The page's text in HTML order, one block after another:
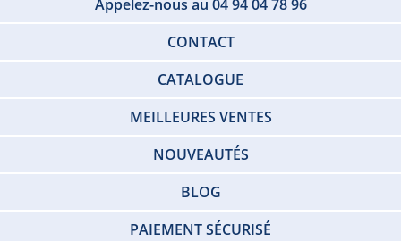
Appelez-nous au 04 94 04 78 96
CONTACT
CATALOGUE
MEILLEURES VENTES
NOUVEAUTÉS
BLOG
PAIEMENT SÉCURISÉ